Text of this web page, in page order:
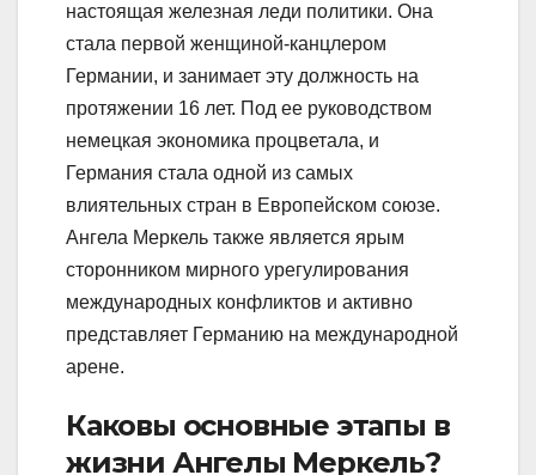
настоящая железная леди политики. Она
стала первой женщиной-канцлером
Германии, и занимает эту должность на
протяжении 16 лет. Под ее руководством
немецкая экономика процветала, и
Германия стала одной из самых
влиятельных стран в Европейском союзе.
Ангела Меркель также является ярым
сторонником мирного урегулирования
международных конфликтов и активно
представляет Германию на международной
арене.
Каковы основные этапы в
жизни Ангелы Меркель?